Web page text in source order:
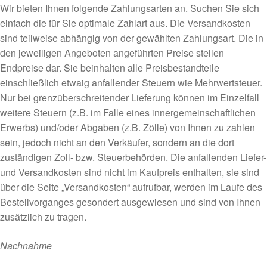
Wir bieten Ihnen folgende Zahlungsarten an. Suchen Sie sich
einfach die für Sie optimale Zahlart aus. Die Versandkosten
sind teilweise abhängig von der gewählten Zahlungsart. Die in
den jeweiligen Angeboten angeführten Preise stellen
Endpreise dar. Sie beinhalten alle Preisbestandteile
einschließlich etwaig anfallender Steuern wie Mehrwertsteuer.
Nur bei grenzüberschreitender Lieferung können im Einzelfall
weitere Steuern (z.B. im Falle eines innergemeinschaftlichen
Erwerbs) und/oder Abgaben (z.B. Zölle) von Ihnen zu zahlen
sein, jedoch nicht an den Verkäufer, sondern an die dort
zuständigen Zoll- bzw. Steuerbehörden. Die anfallenden Liefer-
und Versandkosten sind nicht im Kaufpreis enthalten, sie sind
über die Seite „Versandkosten“ aufrufbar, werden im Laufe des
Bestellvorganges gesondert ausgewiesen und sind von Ihnen
zusätzlich zu tragen.
Nachnahme